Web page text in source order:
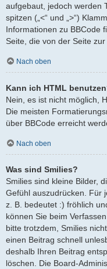
aufgebaut, jedoch werden
spitzen („<“ und „>“)
Informationen zu BBCode
Seite, die von der Seite
Nach oben
Kann ich HTML
Nein, es ist nicht möglich,
Die meisten
über BBCode erreicht
Nach oben
Was sind Smilies?
Smilies sind kleine Bilder,
Gefühl auszudrücken. Für
z. B. bedeutet :) fröhlich
können Sie beim
bitte trotzdem, Smilies
einen Beitrag schnell
deshalb Ihren Beitrag
löschen. Die Board-